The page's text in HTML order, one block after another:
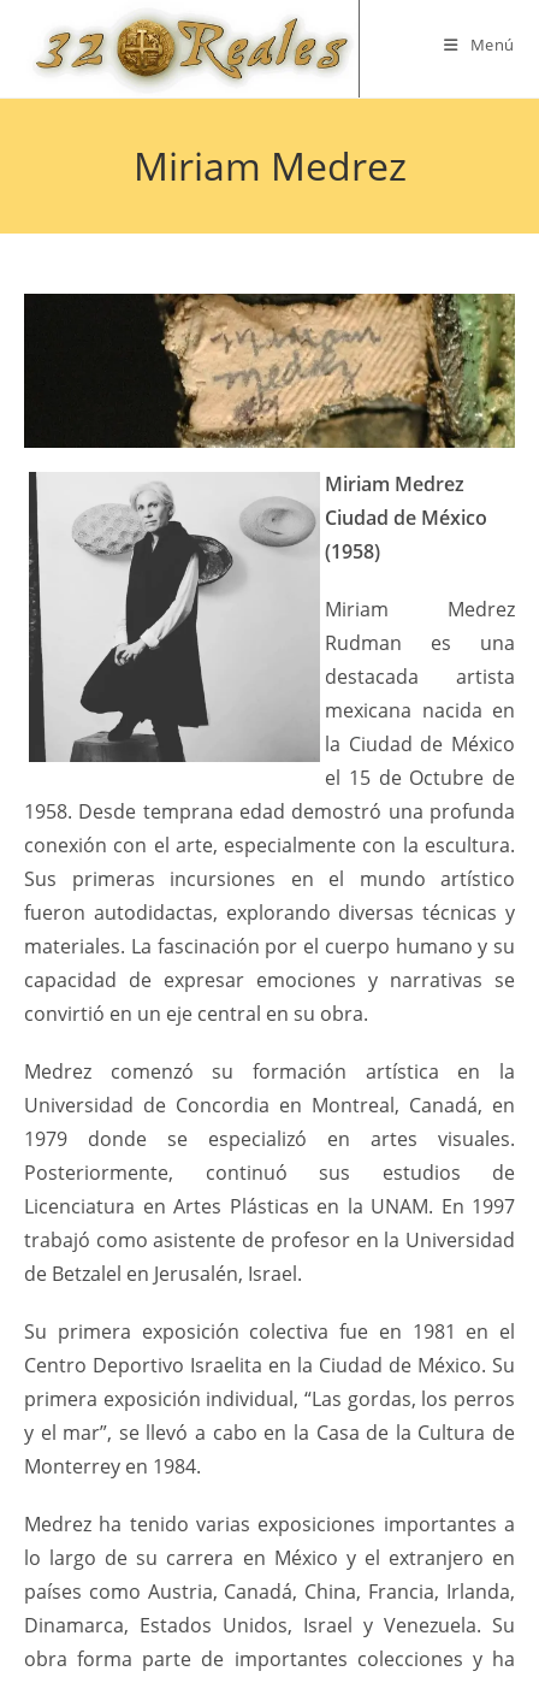
contenido
Menú
Miriam Medrez
Miriam Medrez
Ciudad de México
(1958)
Miriam Medrez
Rudman es una
destacada artista
mexicana nacida en
la Ciudad de México
el 15 de Octubre de
1958. Desde temprana edad demostró una profunda
conexión con el arte, especialmente con la escultura.
Sus primeras incursiones en el mundo artístico
fueron autodidactas, explorando diversas técnicas y
materiales. La fascinación por el cuerpo humano y su
capacidad de expresar emociones y narrativas se
convirtió en un eje central en su obra.
Medrez comenzó su formación artística en la
Universidad de Concordia en Montreal, Canadá, en
1979 donde se especializó en artes visuales.
Posteriormente, continuó sus estudios de
Licenciatura en Artes Plásticas en la UNAM. En 1997
trabajó como asistente de profesor en la Universidad
de Betzalel en Jerusalén, Israel.
Su primera exposición colectiva fue en 1981 en el
Centro Deportivo Israelita en la Ciudad de México. Su
primera exposición individual, “Las gordas, los perros
y el mar”, se llevó a cabo en la Casa de la Cultura de
Monterrey en 1984.
Medrez ha tenido varias exposiciones importantes a
lo largo de su carrera en México y el extranjero en
países como Austria, Canadá, China, Francia, Irlanda,
Dinamarca, Estados Unidos, Israel y Venezuela. Su
obra forma parte de importantes colecciones y ha